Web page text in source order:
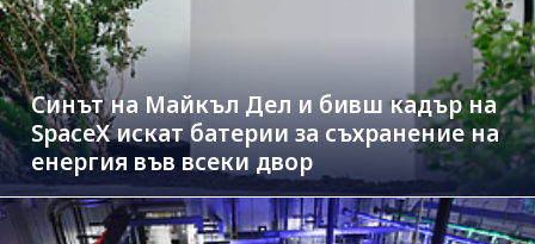
Синът на Майкъл Дeл и бивш кадър на
SpaceX искат батерии за съхранение на
енергия във всеки двор